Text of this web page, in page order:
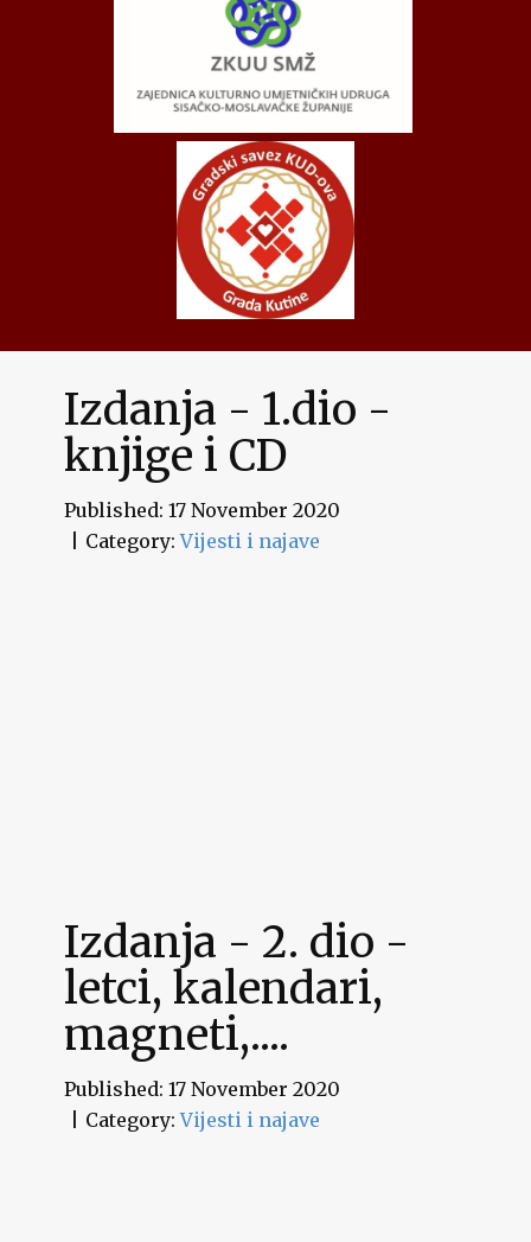
Izdanja - 1.dio -
knjige i CD
Published: 17 November 2020
Category:Vijesti i najave
Izdanja - 2. dio -
letci, kalendari,
magneti,....
Published: 17 November 2020
Category:Vijesti i najave